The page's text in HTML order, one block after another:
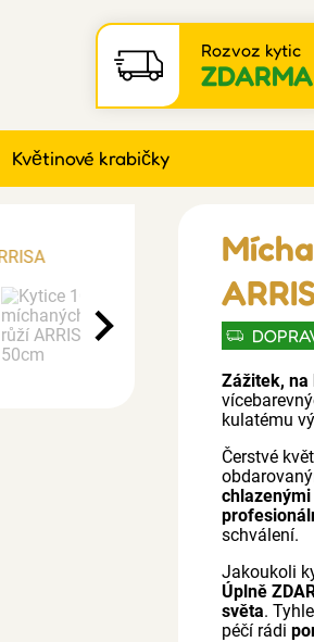
Rozvoz kytic
ZDARMA
Květinové krabičky
Zážitek, na
kulatému
Čerstvé
schválení.
Jakoukoli
Úplně
světa.
péčí rádi